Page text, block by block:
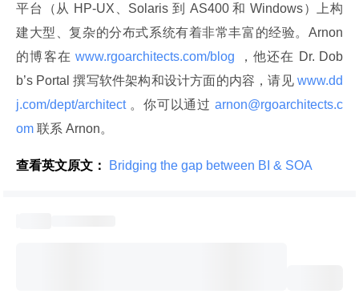
平台（从 HP-UX、Solaris 到 AS400 和 Windows）上构
建大型、复杂的分布式系统有着非常丰富的经验。Arnon
的博客在 www.rgoarchitects.com/blog
，他还在 Dr. Dob
b’s Portal 撰写软件架构和设计方面的内容，请见 www.dd
j.com/dept/architect 。你可以通过 arnon@rgoarchitects.c
om 联系 Arnon。
查看英文原文： Bridging the gap between BI & SOA